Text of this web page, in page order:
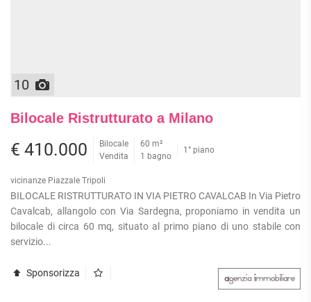
10
Bilocale Ristrutturato a Milano
€ 410.000
Bilocale
Vendita
60 m²
1 bagno
1° piano
vicinanze Piazzale Tripoli
BILOCALE RISTRUTTURATO IN VIA PIETRO CAVALCAB In Via Pietro
Cavalcab, allangolo con Via Sardegna, proponiamo in vendita un
bilocale di circa 60 mq, situato al primo piano di uno stabile con
servizio...
Sponsorizza